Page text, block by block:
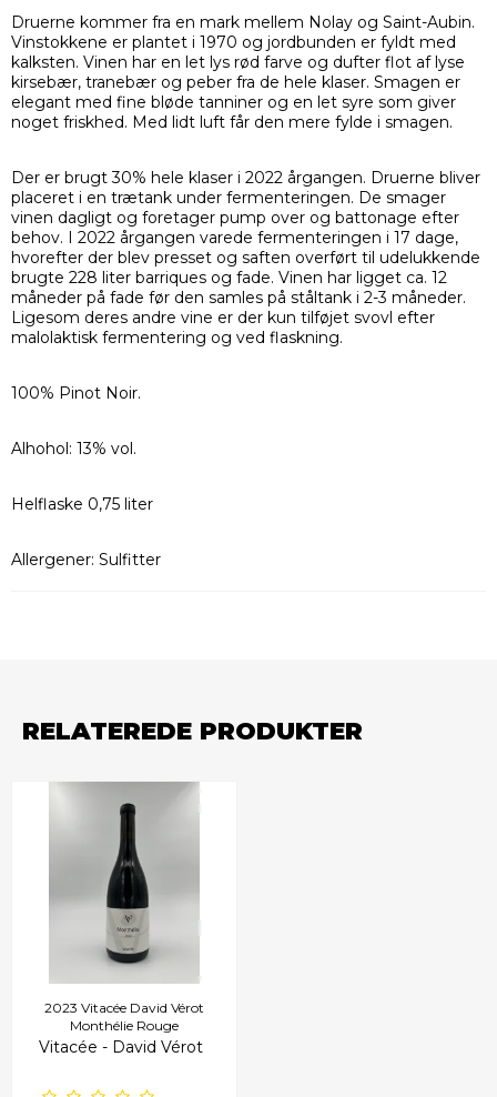
Druerne kommer fra en mark mellem Nolay og Saint-Aubin.
Vinstokkene er plantet i 1970 og jordbunden er fyldt med
kalksten. Vinen har en let lys rød farve og dufter flot af lyse
kirsebær, tranebær og peber fra de hele klaser. Smagen er
elegant med fine bløde tanniner og en let syre som giver
noget friskhed. Med lidt luft får den mere fylde i smagen.
Der er brugt 30% hele klaser i 2022 årgangen. Druerne bliver
placeret i en trætank under fermenteringen. De smager
vinen dagligt og foretager pump over og battonage efter
behov. I 2022 årgangen varede fermenteringen i 17 dage,
hvorefter der blev presset og saften overført til udelukkende
brugte 228 liter barriques og fade. Vinen har ligget ca. 12
måneder på fade før den samles på ståltank i 2-3 måneder.
Ligesom deres andre vine er der kun tilføjet svovl efter
malolaktisk fermentering og ved flaskning.
100% Pinot Noir.
Alhohol: 13% vol.
Helflaske 0,75 liter
Allergener: Sulfitter
RELATEREDE PRODUKTER
2023 Vitacée David Vérot
Monthélie Rouge
Vitacée - David Vérot